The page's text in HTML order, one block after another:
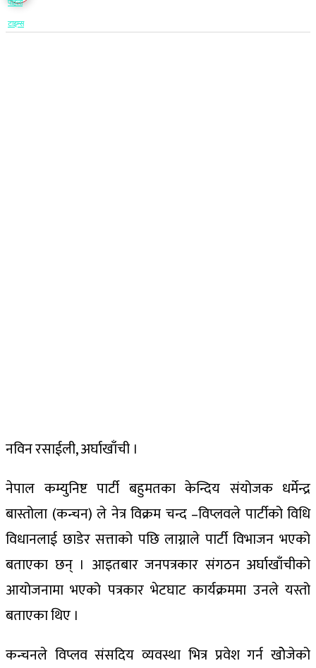
नविन रसाईली, अर्घाखाँची ।
नेपाल कम्युनिष्ट पार्टी बहुमतका केन्दिय संयोजक धर्मेन्द्र
बास्तोला (कन्चन) ले नेत्र विक्रम चन्द –विप्लवले पार्टीको विधि
विधानलाई छाडेर सत्ताको पछि लाग्नाले पार्टी विभाजन भएको
बताएका छन् । आइतबार जनपत्रकार संगठन अर्घाखाँचीको
आयोजनामा भएको पत्रकार भेटघाट कार्यक्रममा उनले यस्तो
बताएका थिए ।
कन्चनले विप्लव संसदिय व्यवस्था भित्र प्रवेश गर्न खोेजेको